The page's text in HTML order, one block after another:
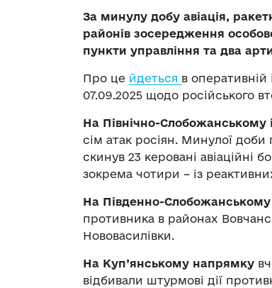
За минулу добу авіація,
районів зосередження
пункти управління та два
Про це йдеться в
07.09.2025 щодо російського
На Північно-
сім атак росіян. Минулої доби
скинув 23 керовані авіаційні
зокрема чотири – із
На Південно-
противника в районах
Нововасилівки.
На Куп’янському напрямку
відбивали штурмові дії